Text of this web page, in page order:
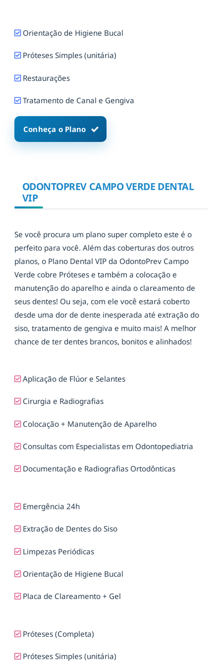
Orientação de Higiene Bucal
Próteses Simples (unitária)
Restaurações
Tratamento de Canal e Gengiva
Conheça o Plano
ODONTOPREV CAMPO VERDE DENTAL
VIP
Se você procura um plano super completo este é o
perfeito para você. Além das coberturas dos outros
planos, o Plano Dental VIP da OdontoPrev Campo
Verde cobre Próteses e também a colocação e
manutenção do aparelho e ainda o clareamento de
seus dentes! Ou seja, com ele você estará coberto
desde uma dor de dente inesperada até extração do
siso, tratamento de gengiva e muito mais! A melhor
chance de ter dentes brancos, bonitos e alinhados!
Aplicação de Flúor e Selantes
Cirurgia e Radiografias
Colocação + Manutenção de Aparelho
Consultas com Especialistas em Odontopediatria
Documentação e Radiografias Ortodônticas
Emergência 24h
Extração de Dentes do Siso
Limpezas Periódicas
Orientação de Higiene Bucal
Placa de Clareamento + Gel
Próteses (Completa)
Próteses Simples (unitária)